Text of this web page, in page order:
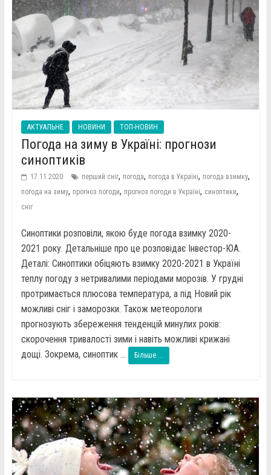
АКТУАЛЬНЕ НОВИНИ ТОП-НОВИН
Погода на зиму в Україні: прогнози
синоптиків
17.11.2020 перший сніг, погода, погода в Україні, погода взимку,
погода на зиму, прогноз погоди, прогноз погоди в Україні, синоптики,
сніг
Синоптики розповіли, якою буде погода взимку 2020-
2021 року. Детальніше про це розповідає Інвестор-ЮА.
Деталі: Синоптики обіцяють взимку 2020-2021 в Україні
теплу погоду з нетривалими періодами морозів. У грудні
протримається плюсова температура, а під Новий рік
можливі сніг і заморозки. Також метеорологи
прогнозують збереження тенденцій минулих років:
скорочення тривалості зими і навіть можливі крижані
дощі. Зокрема, синоптик ...
Більше ...